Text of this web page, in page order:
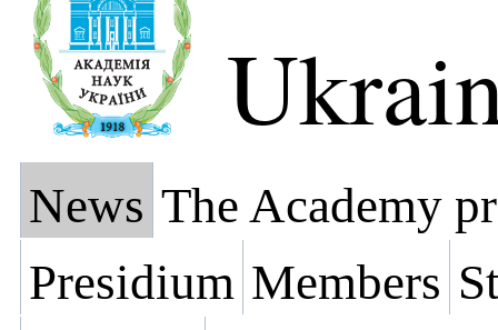
News The Academy
Presidium Members